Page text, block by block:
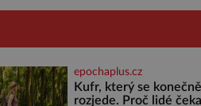
epochaplus.cz
Kufr, který se konečně
rozjede. Proč lidé